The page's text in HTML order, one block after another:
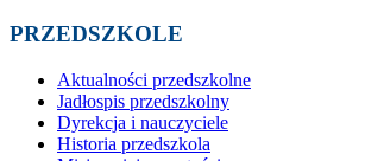
PRZEDSZKOLE
Aktualności przedszkolne
Jadłospis przedszkolny
Dyrekcja i nauczyciele
Historia przedszkola